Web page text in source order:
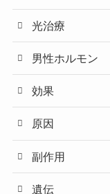
光治療
男性ホルモン
効果
原因
副作用
遺伝